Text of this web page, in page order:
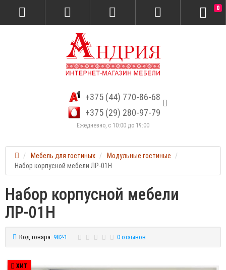
+375 (44) 770-86-68
+375 (29) 280-97-79
Ежедневно, с 10:00 до 19:00
0
Мебель для гостиных
Модульные гостиные
Набор корпусной мебели ЛР-01Н
Набор корпусной мебели
ЛР-01Н
Код товара: 982-1 0 отзывов
ХИТ